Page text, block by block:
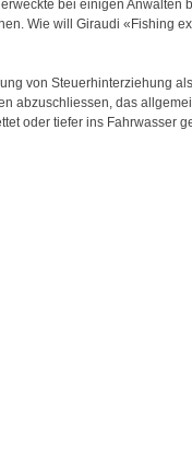
bei einigen Anwälten
Wie will Giraudi «Fishing
von Steuerhinterziehung
abzuschliessen, das
oder tiefer ins Fahrwasser